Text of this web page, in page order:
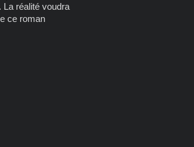
La réalité voudra
ce roman